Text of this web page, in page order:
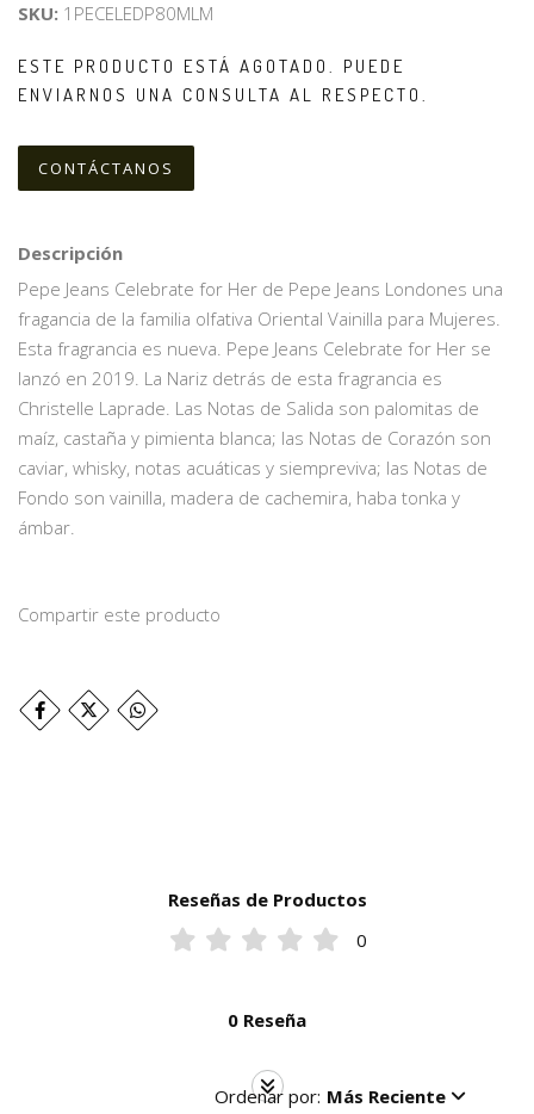
SKU: 1PECELEDP80MLM
ESTE PRODUCTO ESTÁ AGOTADO. PUEDE
ENVIARNOS UNA CONSULTA AL RESPECTO.
CONTÁCTANOS
Descripción
Pepe Jeans Celebrate for Her de Pepe Jeans Londones una
fragancia de la familia olfativa Oriental Vainilla para Mujeres.
Esta fragrancia es nueva. Pepe Jeans Celebrate for Her se
lanzó en 2019. La Nariz detrás de esta fragrancia es
Christelle Laprade. Las Notas de Salida son palomitas de
maíz, castaña y pimienta blanca; las Notas de Corazón son
caviar, whisky, notas acuáticas y siempreviva; las Notas de
Fondo son vainilla, madera de cachemira, haba tonka y
ámbar.
Compartir este producto
Reseñas de Productos
0
0 Reseña
Ordenar por: Más Reciente